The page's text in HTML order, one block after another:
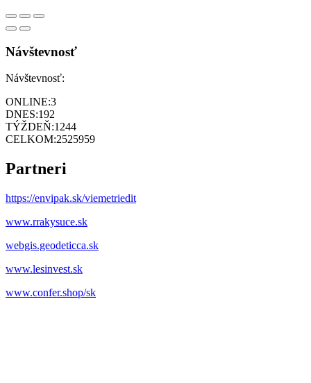
Návštevnosť
Návštevnosť:
ONLINE:3
DNES:192
TÝŽDEŇ:1244
CELKOM:2525959
Partneri
https://envipak.sk/viemetriedit
www.rrakysuce.sk
webgis.geodeticca.sk
www.lesinvest.sk
www.confer.shop/sk